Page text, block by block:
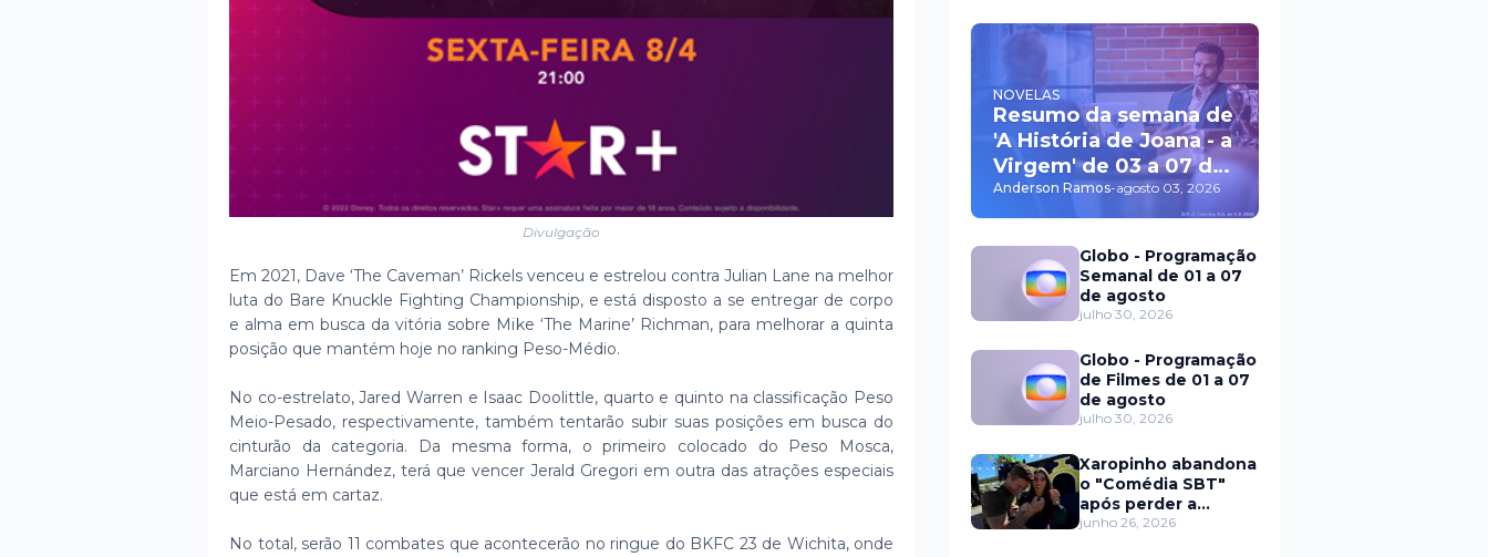
Divulgação
Em 2021, Dave ‘The Caveman’ Rickels venceu e estrelou contra Julian Lane na melhor
luta do Bare Knuckle Fighting Championship, e está disposto a se entregar de corpo
e alma em busca da vitória sobre Mike ‘The Marine’ Richman, para melhorar a quinta
posição que mantém hoje no ranking Peso-Médio.
No co-estrelato, Jared Warren e Isaac Doolittle, quarto e quinto na classificação Peso
Meio-Pesado, respectivamente, também tentarão subir suas posições em busca do
cinturão da categoria. Da mesma forma, o primeiro colocado do Peso Mosca,
Marciano Hernández, terá que vencer Jerald Gregori em outra das atrações especiais
que está em cartaz.
No total, serão 11 combates que acontecerão no ringue do BKFC 23 de Wichita, onde
NOVELAS
Resumo da semana de
'A História de Joana - a
Virgem' de 03 a 07 de
agosto
Anderson Ramos-agosto 03, 2026
Globo - Programação
Semanal de 01 a 07
de agosto
julho 30, 2026
Globo - Programação
de Filmes de 01 a 07
de agosto
julho 30, 2026
Xaropinho abandona
o "Comédia SBT"
após perder a
paciência com Sarro
junho 26, 2026